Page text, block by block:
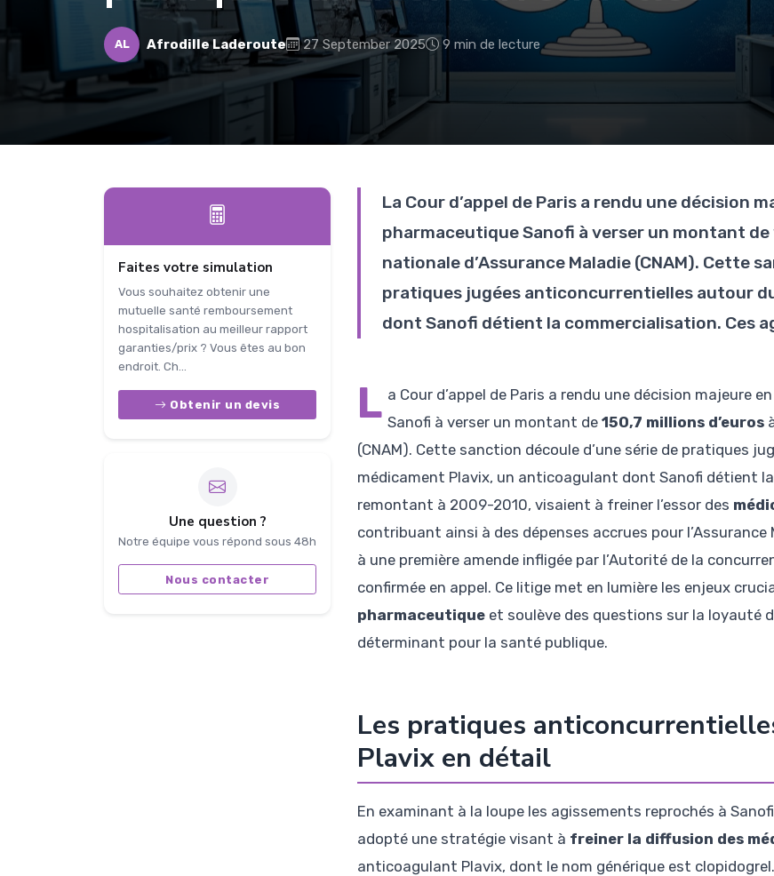
AL Afrodille Laderoute 27 September 2025 9 min de lecture
Faites votre simulation
Vous souhaitez obtenir une
mutuelle santé remboursement
hospitalisation au meilleur rapport
garanties/prix ? Vous êtes au bon
endroit. Ch...
Obtenir un devis
Une question ?
Notre équipe vous répond sous 48h
Nous contacter
La Cour d’appel de Paris a rendu une décision
pharmaceutique Sanofi à verser un montant de
nationale d’Assurance Maladie (CNAM). Cette
pratiques jugées anticoncurrentielles autour
dont Sanofi détient la commercialisation. Ces
L a Cour d’appel de Paris a rendu une décision majeure
Sanofi à verser un montant de150,7 millions d’euros
(CNAM). Cette sanction découle d’une série de pratiques
médicament Plavix, un anticoagulant dont Sanofi détient
remontant à 2009-2010, visaient à freiner l’essor des
contribuant ainsi à des dépenses accrues pour
à une première amende infligée par l’Autorité de la
confirmée en appel. Ce litige met en lumière les enjeux
pharmaceutique et soulève des questions sur la loyauté
déterminant pour la santé publique.
Les pratiques
Plavix en détail
En examinant à la loupe les agissements reprochés à
adopté une stratégie visant à freiner la diffusion des
anticoagulant Plavix, dont le nom générique est